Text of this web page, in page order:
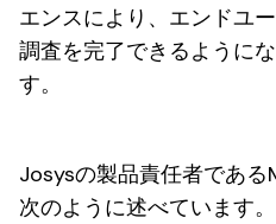
エンスにより、エンドユ
調査を完了できるように
す。
Josysの製品責任者であ
次のように述べています